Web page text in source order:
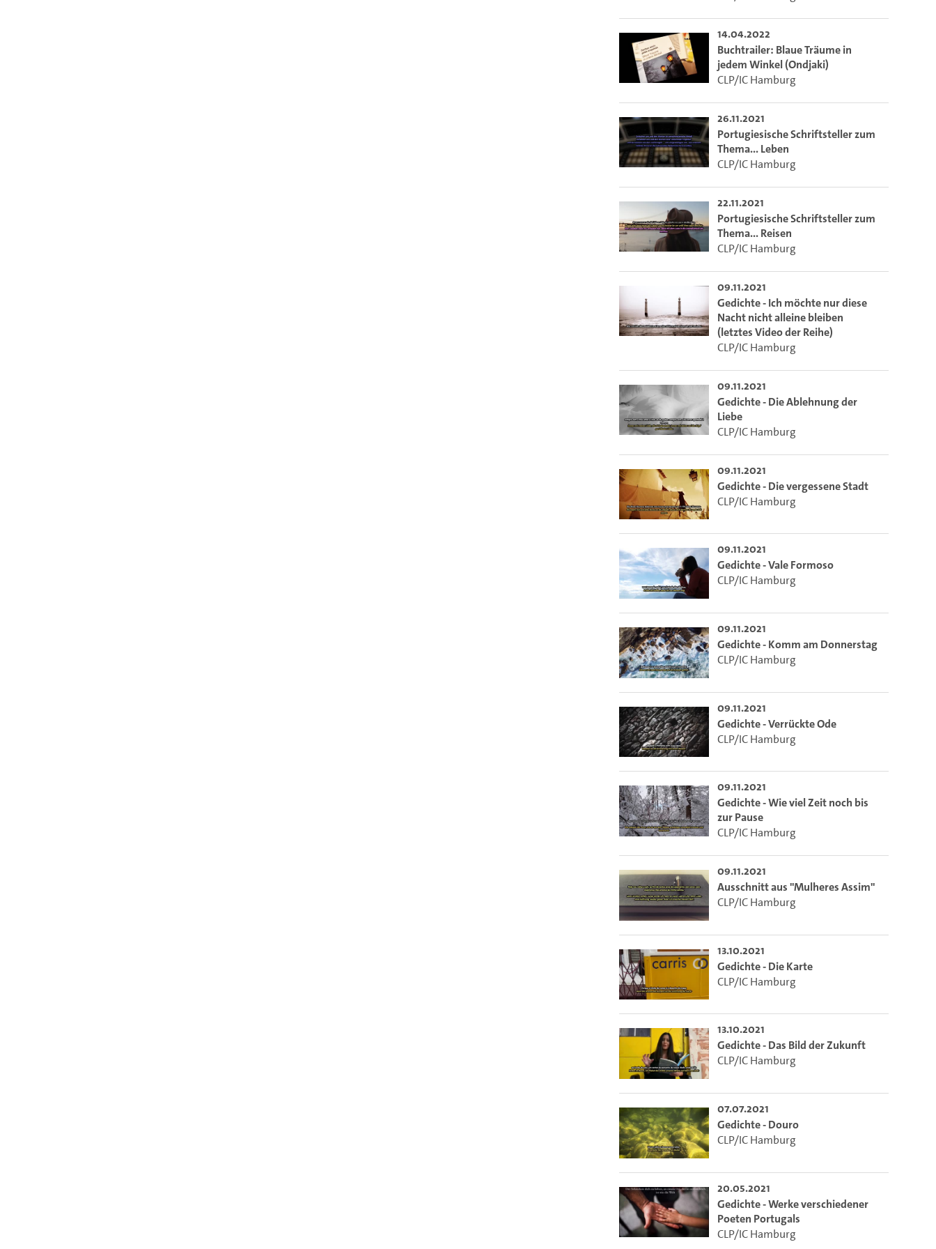
14.04.2022
Buchtrailer: Blaue Träume in
jedem Winkel (Ondjaki)
CLP/IC Hamburg
26.11.2021
Portugiesische Schriftsteller zum
Thema... Leben
CLP/IC Hamburg
22.11.2021
Portugiesische Schriftsteller zum
Thema... Reisen
CLP/IC Hamburg
09.11.2021
Gedichte - Ich möchte nur diese
Nacht nicht alleine bleiben
(letztes Video der Reihe)
CLP/IC Hamburg
09.11.2021
Gedichte - Die Ablehnung der
Liebe
CLP/IC Hamburg
09.11.2021
Gedichte - Die vergessene Stadt
CLP/IC Hamburg
09.11.2021
Gedichte - Vale Formoso
CLP/IC Hamburg
09.11.2021
Gedichte - Komm am Donnerstag
CLP/IC Hamburg
09.11.2021
Gedichte - Verrückte Ode
CLP/IC Hamburg
09.11.2021
Gedichte - Wie viel Zeit noch bis
zur Pause
CLP/IC Hamburg
09.11.2021
Ausschnitt aus "Mulheres Assim"
CLP/IC Hamburg
13.10.2021
Gedichte - Die Karte
CLP/IC Hamburg
13.10.2021
Gedichte - Das Bild der Zukunft
CLP/IC Hamburg
07.07.2021
Gedichte - Douro
CLP/IC Hamburg
20.05.2021
Gedichte - Werke verschiedener
Poeten Portugals
CLP/IC Hamburg